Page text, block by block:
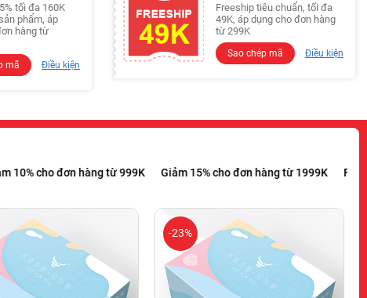
tối đa 160K
phẩm, áp
hàng từ
mã Điều kiện
Freeship tiêu chuẩn, tối đa
49K, áp dụng cho đơn hàng
từ 299K
Sao chép mã Điều kiện
hàng từ 299K Giảm 10% cho đơn hàng từ 999K Giảm 15% cho đơn
-23%